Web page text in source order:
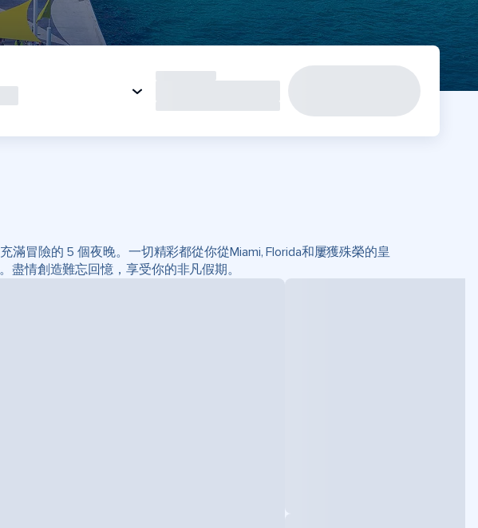
滿冒險的 5 個夜晚。一切精彩都從你從Miami, Florida和屢獲殊榮的皇
情創造難忘回憶，享受你的非凡假期。